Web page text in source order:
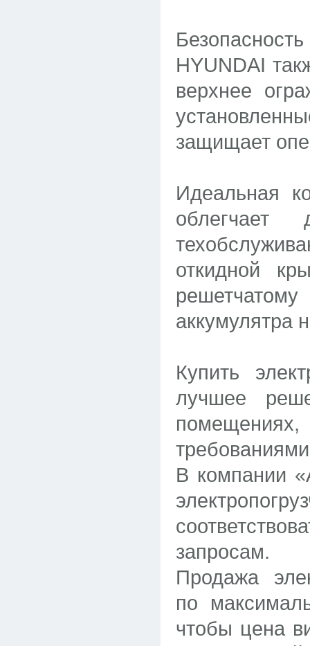
HYUNDAI
верхнее
защищает
Идеальная
откидной
аккумулятра
Купить
лучшее
В компании
запросам.
Продажа
по
чтобы цена